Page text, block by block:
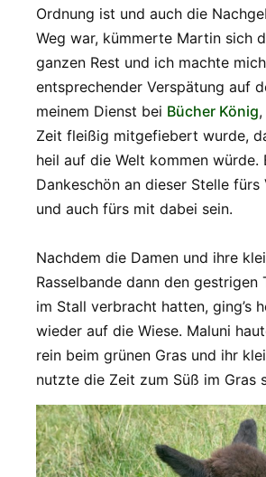
Ordnung ist und auch die
Weg war, kümmerte Martin sich
ganzen Rest und ich machte
entsprechender Verspätung auf
meinem Dienst bei Bücher König
Zeit fleißig mitgefiebert wurde,
heil auf die Welt kommen würde.
Dankeschön an dieser Stelle fürs
und auch fürs mit dabei sein.
Nachdem die Damen und ihre
Rasselbande dann den gestrigen
im Stall verbracht hatten, ging’s
wieder auf die Wiese. Maluni
rein beim grünen Gras und ihr
nutzte die Zeit zum Süß im Gras